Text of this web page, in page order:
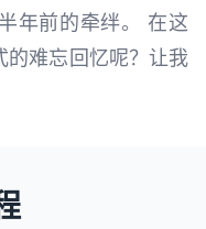
年前的牵绊。 在这
的难忘回忆呢？让我